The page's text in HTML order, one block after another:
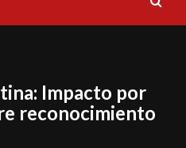
Impacto por
reconocimiento